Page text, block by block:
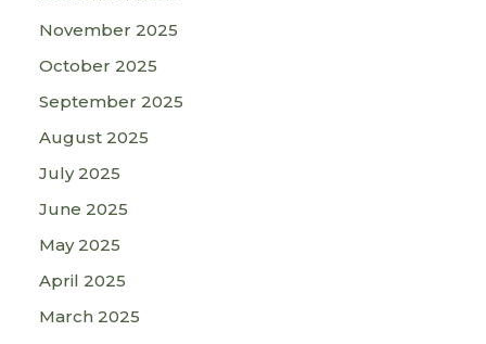
November 2025
October 2025
September 2025
August 2025
July 2025
June 2025
May 2025
April 2025
March 2025